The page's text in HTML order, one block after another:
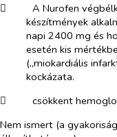
​
A Nurofen
készítmények
napi 2400 mg és
esetén kis
(„miokardiális
kockázata.
​
csökkent
Nem ismert (a